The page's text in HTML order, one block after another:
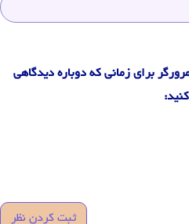
برای زمانی که دوباره دیدگاهی